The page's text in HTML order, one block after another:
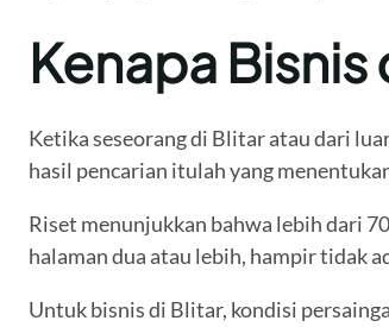
Kenapa Bisnis
Ketika seseorang di Blitar atau dari
hasil pencarian itulah yang
Riset menunjukkan bahwa lebih dari
halaman dua atau lebih, hampir tidak
Untuk bisnis di Blitar, kondisi